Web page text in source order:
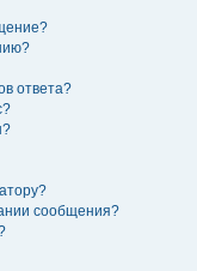
ответа?
сообщения?